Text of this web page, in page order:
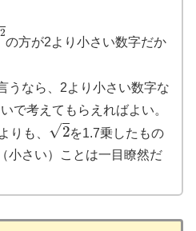
の方が2より小さい数字だか
うなら、2より小さい数字な
で考えてもらえればよい。
りも、
を1.7乗したもの
小さい）ことは一目瞭然だ